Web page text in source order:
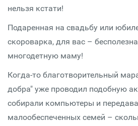
нельзя кстати!
Подаренная на свадьбу или
скороварка, для вас –
многодетную маму!
Когда-то благотворительный
добра" уже проводил подобную
собирали компьютеры и
малообеспеченных семей –